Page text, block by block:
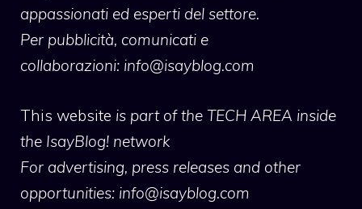
appassionati ed esperti del settore.
Per pubblicità, comunicati e
collaborazioni: info@isayblog.com
This website is part of the TECH AREA inside
the IsayBlog! network
For advertising, press releases and other
opportunities: info@isayblog.com